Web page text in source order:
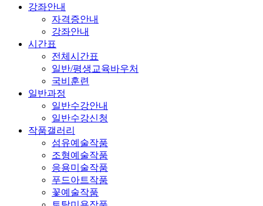
강좌안내
자격증안내
강좌안내
시간표
전체시간표
일반/평생교육바우처
국비훈련
일반과정
일반수강안내
일반수강신청
작품갤러리
섬유예술작품
조형예술작품
응용미술작품
푸드아트작품
꽃예술작품